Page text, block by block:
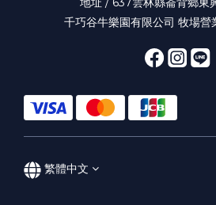
千巧谷牛樂園有限公司 牧場
繁體中文